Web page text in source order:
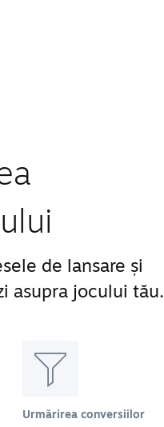
de lansare și
asupra jocului tău.
Urmărirea conversiilor